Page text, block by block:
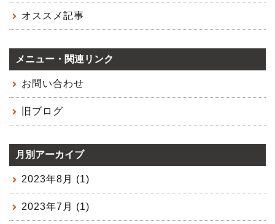
オススメ記事
メニュー・関連リンク
お問い合わせ
旧ブログ
月別アーカイブ
2023年8月 (1)
2023年7月 (1)